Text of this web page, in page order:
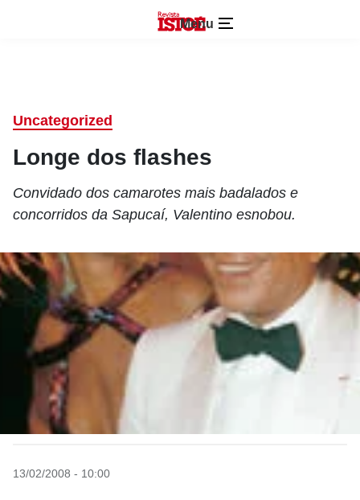
Menu
Uncategorized
Longe dos flashes
Convidado dos camarotes mais badalados e
concorridos da Sapucaí, Valentino esnobou.
13/02/2008 - 10:00